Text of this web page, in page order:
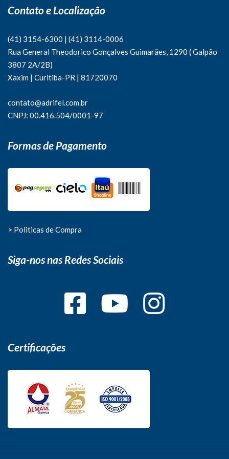
Contato e Localização
(41) 3154-6300 | (41) 3114-0006
Rua General Theodorico Gonçalves Guimarães, 1290 ( Galpão
3807 2A/2B)
Xaxim | Curitiba-PR | 81720070
contato@adrifel.com.br
CNPJ: 00.416.504/0001-97
Formas de Pagamento
> Politicas de Compra
Siga-nos nas Redes Sociais
Certificações